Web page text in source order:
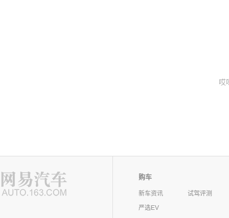
哎
购车
新车资讯
试驾评测
严选EV